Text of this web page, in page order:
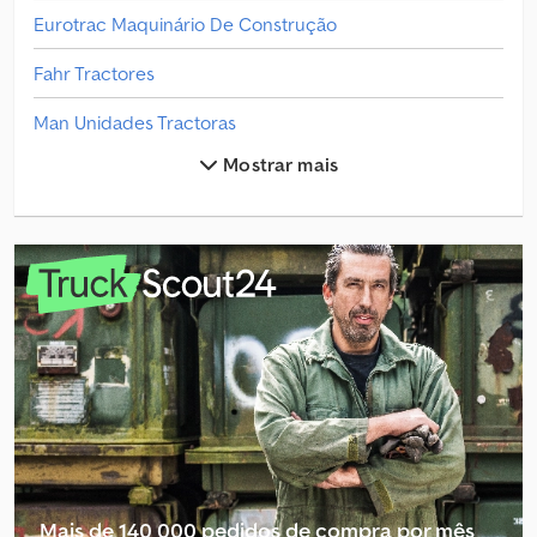
Eurotrac Maquinário De Construção
Fahr Tractores
Man Unidades Tractoras
Mercedes-Benz Mb Trac
Mercedes-Benz Tractores
Máquina De Colheita
Outros Padrão Unidade Tractora
Outros Tractor Agrícola
Outros Tractores
Outros Transportador De Automóveis
Outros Transportador De Cavalos/Carneiros
Mostrar mais
Mais de 140 000 pedidos de compra por mês